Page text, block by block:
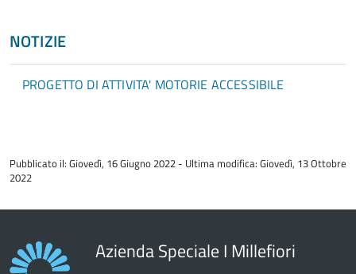
NOTIZIE
PROGETTO DI ATTIVITA' MOTORIE ACCESSIBILE
del
contenuto
Pubblicato il: Giovedì, 16 Giugno 2022 - Ultima modifica: Giovedì, 13 Ottobre
2022
Azienda Speciale I Millefiori